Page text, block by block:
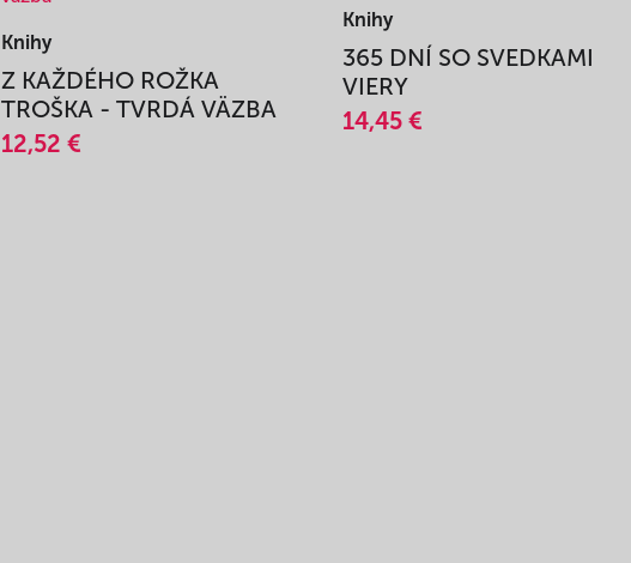
Knihy
Z KAŽDÉHO ROŽKA
TROŠKA - TVRDÁ VÄZBA
12,52 €
Knihy
365 DNÍ SO SVEDKAMI
VIERY
14,45 €